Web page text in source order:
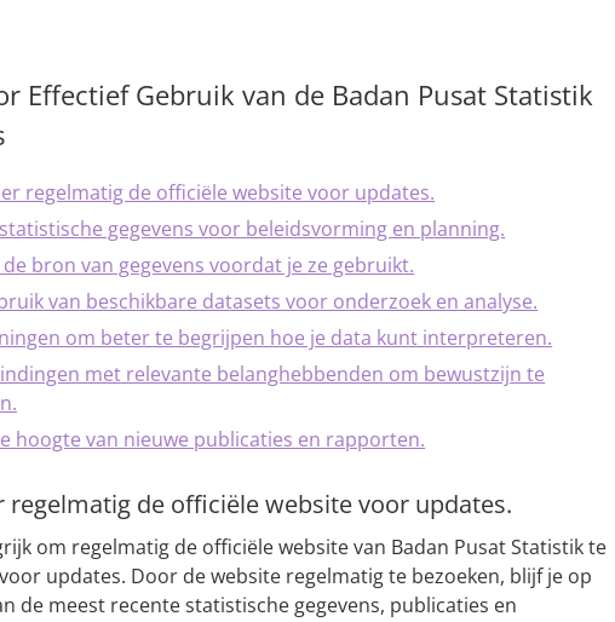
Effectief Gebruik van de Badan Pusat Statistik
regelmatig de officiële website voor updates.
gegevens voor beleidsvorming en planning.
bron van gegevens voordat je ze gebruikt.
van beschikbare datasets voor onderzoek en analyse.
om beter te begrijpen hoe je data kunt interpreteren.
met relevante belanghebbenden om bewustzijn te
hoogte van nieuwe publicaties en rapporten.
regelmatig de officiële website voor updates.
om regelmatig de officiële website van Badan Pusat Statistik te
updates. Door de website regelmatig te bezoeken, blijf je op
de meest recente statistische gegevens, publicaties en